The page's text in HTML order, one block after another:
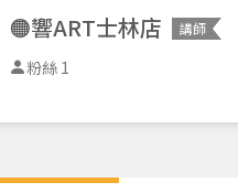
🟠響ART士林店 講師
粉絲 1